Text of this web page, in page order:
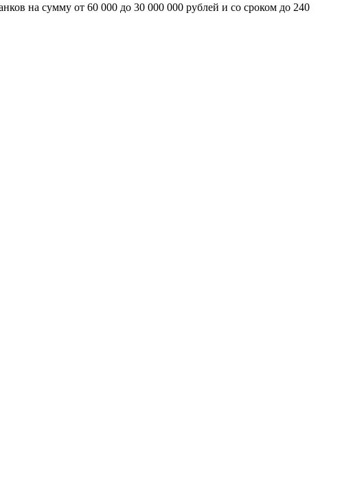
на сумму от 60 000 до 30 000 000 рублей и со сроком до 240